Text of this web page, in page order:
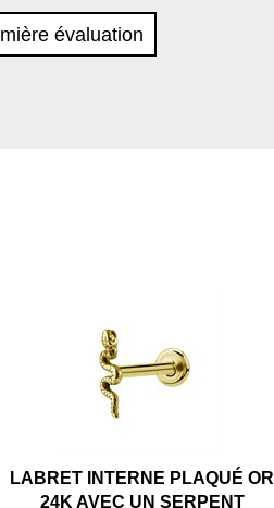
évaluation
LABRET INTERNE PLAQUÉ OR
24K AVEC UN SERPENT